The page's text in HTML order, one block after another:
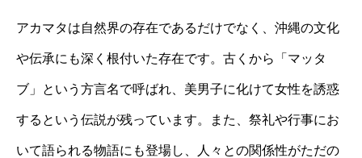
アカマタは自然界の存在であるだけでなく、沖縄の文化
や伝承にも深く根付いた存在です。古くから「マッタ
ブ」という方言名で呼ばれ、美男子に化けて女性を誘惑
するという伝説が残っています。また、祭礼や行事にお
いて語られる物語にも登場し、人々との関係性がただの